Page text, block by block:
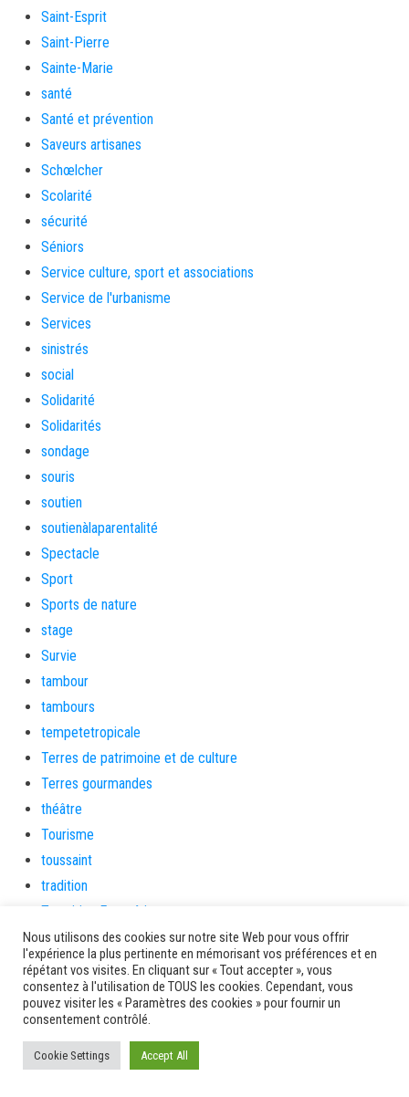
Saint-Esprit
Saint-Pierre
Sainte-Marie
santé
Santé et prévention
Saveurs artisanes
Schœlcher
Scolarité
sécurité
Séniors
Service culture, sport et associations
Service de l'urbanisme
Services
sinistrés
social
Solidarité
Solidarités
sondage
souris
soutien
soutienàlaparentalité
Spectacle
Sport
Sports de nature
stage
Survie
tambour
tambours
tempetetropicale
Terres de patrimoine et de culture
Terres gourmandes
théâtre
Tourisme
toussaint
tradition
Transition Energétique
Transport et routes
Travail
Travaux
Travaux THD
travaux utiles
TSUNAMI
Nous utilisons des cookies sur notre site Web pour vous offrir
l'expérience la plus pertinente en mémorisant vos préférences et en
répétant vos visites. En cliquant sur « Tout accepter », vous
consentez à l'utilisation de TOUS les cookies. Cependant, vous
pouvez visiter les « Paramètres des cookies » pour fournir un
consentement contrôlé.
Cookie Settings Accept All